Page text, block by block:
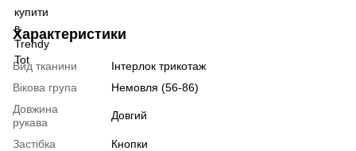
Характеристики
Вид тканини
Інтерлок трикотаж
Вікова група
Немовля (56-86)
Довжина
рукава
Довгий
Застібка
Кнопки